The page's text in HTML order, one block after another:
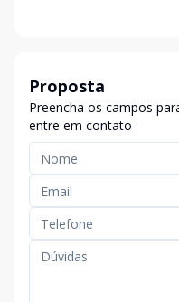
Proposta
Preencha os campos
entre em contato